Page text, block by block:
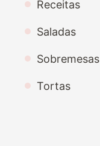
Receitas
Saladas
Sobremesas
Tortas